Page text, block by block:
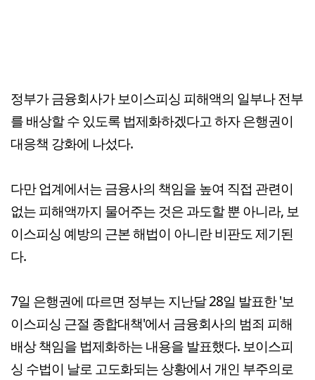
정부가 금융회사가 보이스피싱 피해액의 일부나 전부
를 배상할 수 있도록 법제화하겠다고 하자 은행권이
대응책 강화에 나섰다.
다만 업계에서는 금융사의 책임을 높여 직접 관련이
없는 피해액까지 물어주는 것은 과도할 뿐 아니라, 보
이스피싱 예방의 근본 해법이 아니란 비판도 제기된
다.
7일 은행권에 따르면 정부는 지난달 28일 발표한 '보
이스피싱 근절 종합대책'에서 금융회사의 범죄 피해
배상 책임을 법제화하는 내용을 발표했다. 보이스피
싱 수법이 날로 고도화되는 상황에서 개인 부주의로